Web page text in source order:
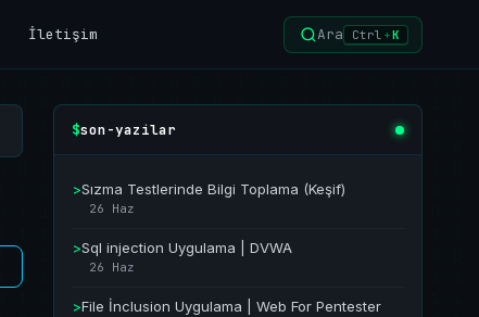
İletişim Ara Ctrl +K
$son-yazilar
>Sızma Testlerinde Bilgi Toplama (Keşif)
26 Haz
>Sql injection Uygulama | DVWA
26 Haz
>File İnclusion Uygulama | Web For Pentester